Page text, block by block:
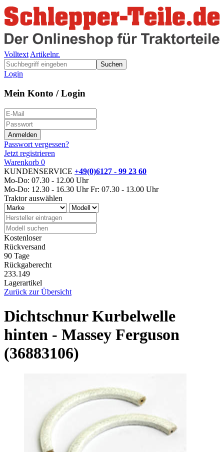
Volltext Artikelnr.
Suchen
Login
Mein Konto / Login
Passwort vergessen?
Jetzt registrieren
Warenkorb 0
KUNDENSERVICE +49(0)6127 - 99 23 60
Mo-Do: 07.30 - 12.00 Uhr
Mo-Do: 12.30 - 16.30 Uhr Fr: 07.30 - 13.00 Uhr
Traktor auswählen
Kostenloser
Rückversand
90 Tage
Rückgaberecht
233.149
Lagerartikel
Zurück zur Übersicht
Dichtschnur Kurbelwelle
hinten - Massey Ferguson
(36883106)